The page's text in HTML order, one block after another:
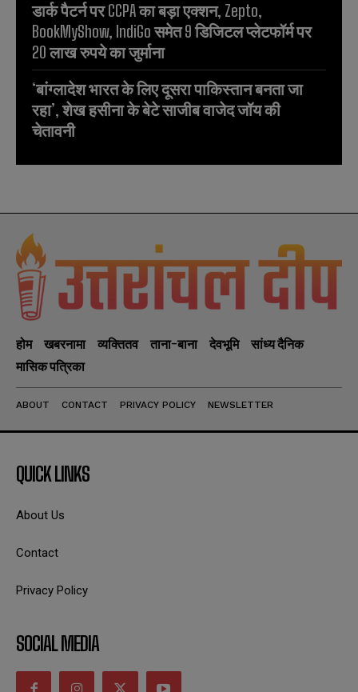
डार्क पैटर्न पर CCPA का बड़ा एक्शन, Zepto,
BookMyShow, IndiGo समेत 9 डिजिटल प्लेटफॉर्म पर
20 लाख रुपये का जुर्माना
‘बांग्लादेश भारत के लिए दूसरा पाकिस्तान बनता जा
रहा’, शेख हसीना के बेटे साजीब वाजेद जॉय की
चेतावनी
होम खबरनामा व्यक्तितव ताना-बाना देवभूमि
सांध्य दैनिक
मासिक पत्रिका
ABOUT CONTACT PRIVACY POLICY NEWSLETTER
QUICK LINKS
About Us
Contact
Privacy Policy
SOCIAL MEDIA